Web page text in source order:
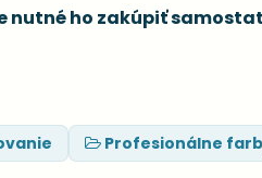
nutné ho zakúpiť
Profesionálne